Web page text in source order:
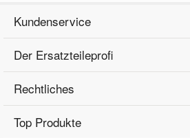
Kundenservice
Der Ersatzteileprofi
Rechtliches
Top Produkte